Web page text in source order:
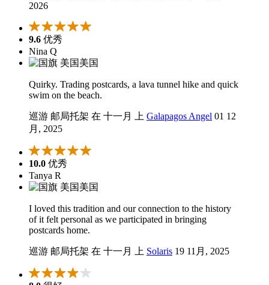
2026
9.6 优秀
Nina Q
美国
Quirky. Trading postcards, a lava tunnel hike and quick
swim on the beach.
巡游 邮局托架 在 十一月 上 Galapagos Angel 01 12
月, 2025
10.0 优秀
Tanya R
美国
I loved this tradition and our connection to the history
of it felt personal as we participated in bringing
postcards home.
巡游 邮局托架 在 十一月 上 Solaris 19 11月, 2025